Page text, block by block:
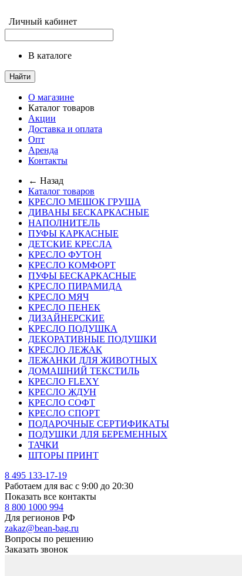
Личный кабинет
в каталоге
Найти
О магазине
Каталог товаров
Акции
Доставка и оплата
Опт
Аренда
Контакты
← Назад
Каталог товаров
КРЕСЛО МЕШОК ГРУША
ДИВАНЫ БЕСКАРКАСНЫЕ
НАПОЛНИТЕЛЬ
ПУФЫ КАРКАСНЫЕ
ДЕТСКИЕ КРЕСЛА
КРЕСЛО ФУТОН
КРЕСЛО КОМФОРТ
ПУФЫ БЕСКАРКАСНЫЕ
КРЕСЛО ПИРАМИДА
КРЕСЛО МЯЧ
КРЕСЛО ПЕНЕК
ДИЗАЙНЕРСКИЕ
КРЕСЛО ПОДУШКА
ДЕКОРАТИВНЫЕ ПОДУШКИ
КРЕСЛО ЛЕЖАК
ЛЕЖАНКИ ДЛЯ ЖИВОТНЫХ
ДОМАШНИЙ ТЕКСТИЛЬ
КРЕСЛО FLEXY
КРЕСЛО ЖДУН
КРЕСЛО СОФТ
КРЕСЛО СПОРТ
ПОДАРОЧНЫЕ СЕРТИФИКАТЫ
ПОДУШКИ ДЛЯ БЕРЕМЕННЫХ
ТАЧКИ
ШТОРЫ ПРИНТ
8 495 133-17-19
Работаем для вас с 9:00 до 20:30
Показать все контакты
8 800 1000 994
Для регионов РФ
zakaz@bean-bag.ru
Вопросы по решению
Заказать звонок